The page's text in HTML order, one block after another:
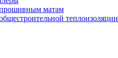
матам
теплоизоляции